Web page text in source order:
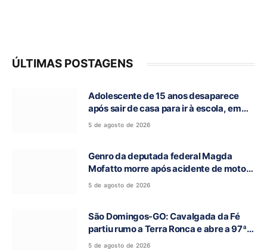
ÚLTIMAS POSTAGENS
Adolescente de 15 anos desaparece
após sair de casa para ir à escola, em
Campos Belos-GO
5 de agosto de 2026
Genro da deputada federal Magda
Mofatto morre após acidente de moto
na BR-153
5 de agosto de 2026
São Domingos-GO: Cavalgada da Fé
partiu rumo a Terra Ronca e abre a 97ª
Romaria do Bom Jesus da Lapa
5 de agosto de 2026